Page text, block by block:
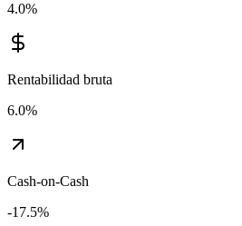
4.0%
Rentabilidad bruta
6.0%
Cash-on-Cash
-17.5%